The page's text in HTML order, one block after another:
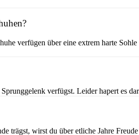
verfügen über eine extrem harte
verfügst. Leider hapert es
wirst du über etliche Jahre